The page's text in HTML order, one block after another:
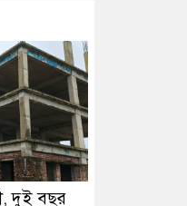
দুই বছর